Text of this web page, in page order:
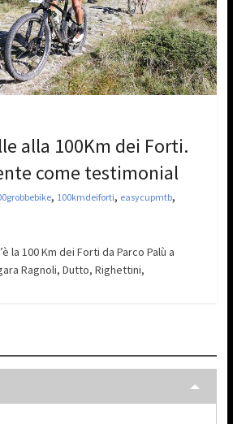
alla 100Km dei Forti.
come testimonial
, 100kmdeiforti, easycupmtb,
la 100 Km dei Forti da Parco Palù a
Ragnoli, Dutto, Righettini,